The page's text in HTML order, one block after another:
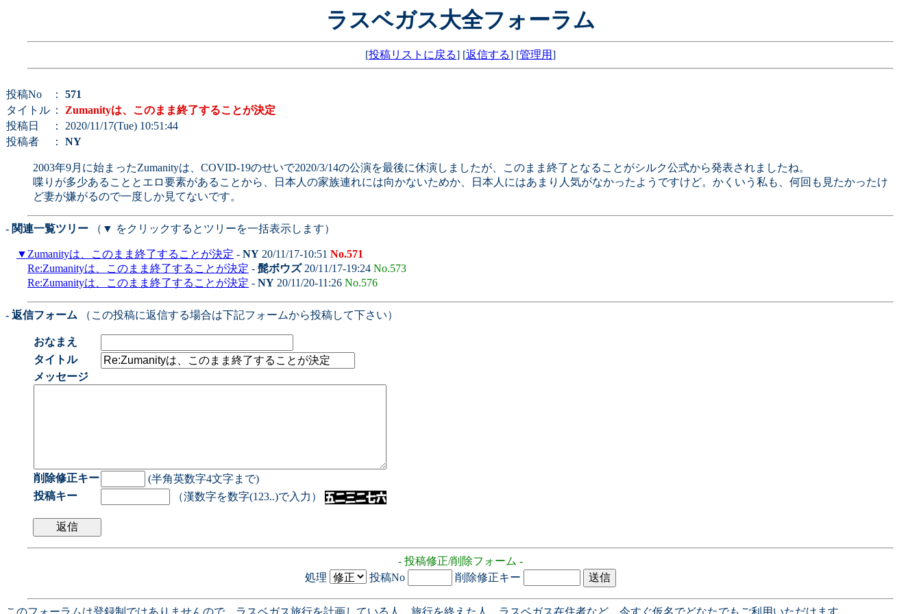
ラスベガス大全フォーラム
[投稿リストに戻る] [返信する] [管理用]
投稿No ： 571
タイトル ： Zumanityは、このまま終了することが決定
投稿日
： 2020/11/17(Tue) 10:51:44
投稿者
： NY
2003年9月に始まったZumanityは、COVID-19のせいで2020/3/14の公演を最後に休演しましたが、このまま終了となることがシルク公式から発表されましたね。
喋りが多少あることとエロ要素があることから、日本人の家族連れには向かないためか、日本人にはあまり人気がなかったようですけど。かくいう私も、何回も見たかったけ
ど妻が嫌がるので一度しか見てないです。
- 関連一覧ツリー （▼ をクリックするとツリーを一括表示します）
▼ Zumanityは、このまま終了することが決定 - NY 20/11/17-10:51 No.571
Re:Zumanityは、このまま終了することが決定 - 髭ボウズ20/11/17-19:24 No.573
Re:Zumanityは、このまま終了することが決定 - NY 20/11/20-11:26 No.576
- 返信フォーム （この投稿に返信する場合は下記フォームから投稿して下さい）
おなまえ
タイトル
メッセージ
削除修正キー
(半角英数字4文字まで)
投稿キー
（漢数字を数字(123..)で入力）
- 投稿修正/削除フォーム -
処理
投稿No 削除修正キー
このフォーラムは登録制ではありませんので、ラスベガス旅行を計画している人、旅行を終えた人、ラスベガス在住者など、今すぐ仮名でどなたでもご利用いただけます。